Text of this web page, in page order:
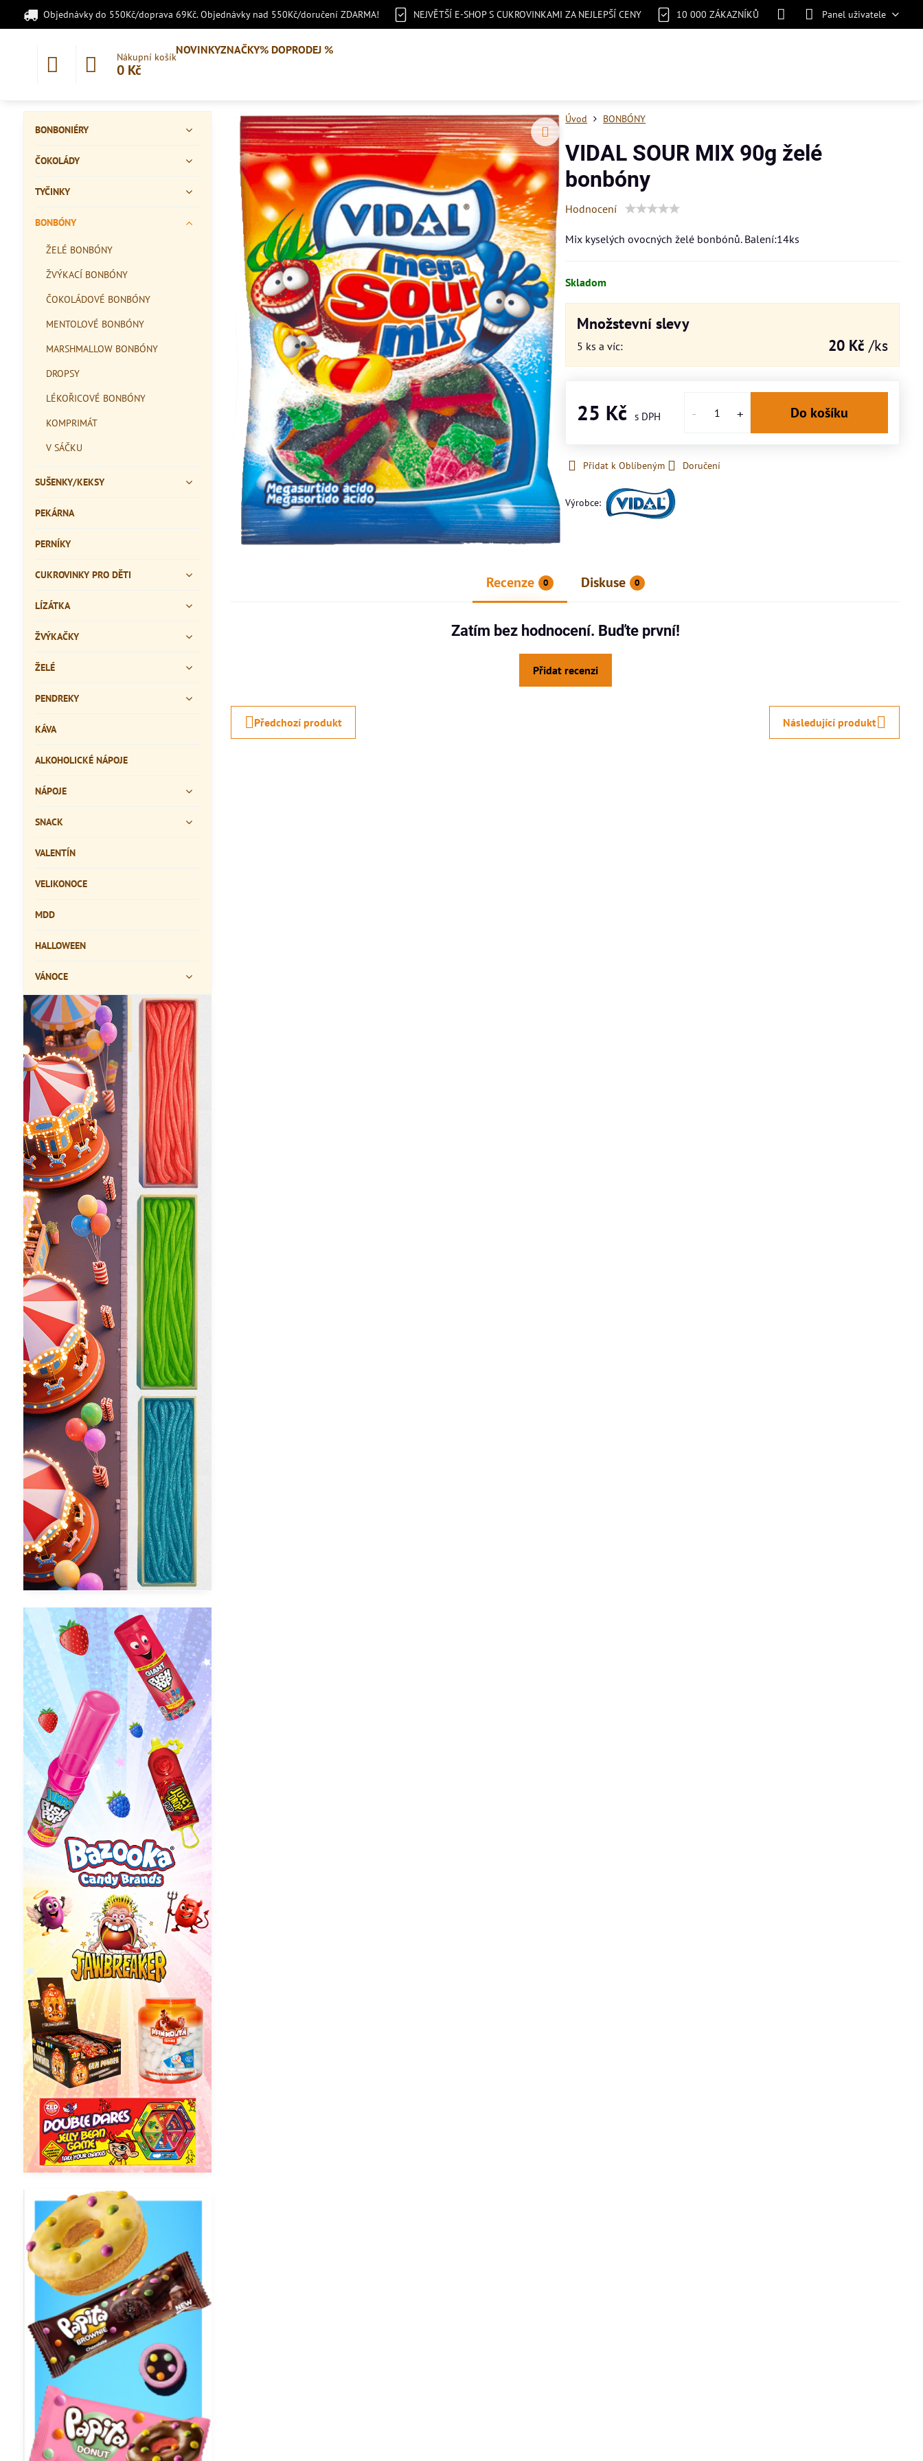
Objednávky do 550Kč/doprava 69Kč. Objednávky nad 550Kč/doručení ZDARMA! NEJVĚTŠÍ E-SHOP S CUKROVINKAMI ZA NEJLEPŠÍ CENY 10 000 ZÁKAZNÍKŮ Panel uživatele
Nákupní košík
0 Kč
NOVINKYZNAČKY% DOPRODEJ %
Úvod BONBÓNY
VIDAL SOUR MIX 90g želé
bonbóny
Hodnocení
Mix kyselých ovocných želé bonbónů. Balení:14ks
Skladom
Množstevní slevy
5 ks a víc: 20 Kč /ks
25 Kč Do košíku
Přidat k Oblíbeným Doručení
Výrobce:
Recenze 0 Diskuse 0
Zatím bez hodnocení. Buďte první!
Přidat recenzi
Předchozí produkt Následující produkt
BONBONIÉRY
ČOKOLÁDY
TYČINKY
BONBÓNY
ŽELÉ BONBÓNY
ŽVÝKACÍ BONBÓNY
ČOKOLÁDOVÉ BONBÓNY
MENTOLOVÉ BONBÓNY
MARSHMALLOW BONBÓNY
DROPSY
LÉKOŘICOVÉ BONBÓNY
KOMPRIMÁT
V SÁČKU
SUŠENKY/KEKSY
PEKÁRNA
PERNÍKY
CUKROVINKY PRO DĚTI
LÍZÁTKA
ŽVÝKAČKY
ŽELÉ
PENDREKY
KÁVA
ALKOHOLICKÉ NÁPOJE
NÁPOJE
SNACK
VALENTÍN
VELIKONOCE
MDD
HALLOWEEN
VÁNOCE